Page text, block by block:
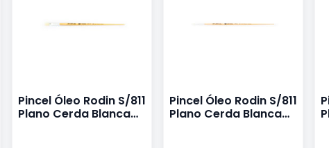
Pincel Óleo Rodin S/811
Plano Cerda Blanca
Pincel Óleo Rodin S/811
Plano Cerda Blanca